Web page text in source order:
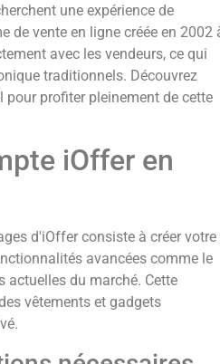
une expérience de
de vente en ligne créée en 2002
avec les vendeurs, ce qui
traditionnels. Découvrez
profiter pleinement de cette
iOffer en
d'iOffer consiste à créer votre
avancées comme le
actuelles du marché. Cette
vêtements et gadgets